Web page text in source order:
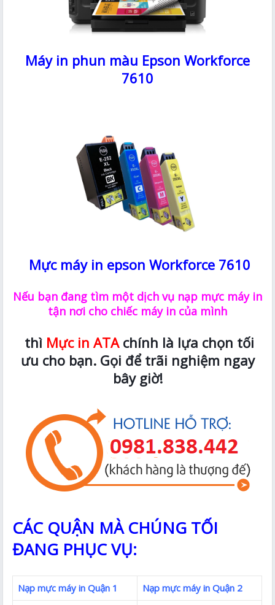
Máy in phun màu Epson Workforce
7610
Mực máy in epson Workforce 7610
Nếu bạn đang tìm một dịch vụ nạp mực máy in
tận nơi cho chiếc máy in của mình
thì Mực in ATAchính là lựa chọn tối
ưu cho bạn. Gọi để trãi nghiệm ngay
bây giờ!
CÁC QUẬN MÀ CHÚNG TỐI
ĐANG PHỤC VỤ:
Nạp mực máy in Quận 1
Nạp mực máy in Quận 2